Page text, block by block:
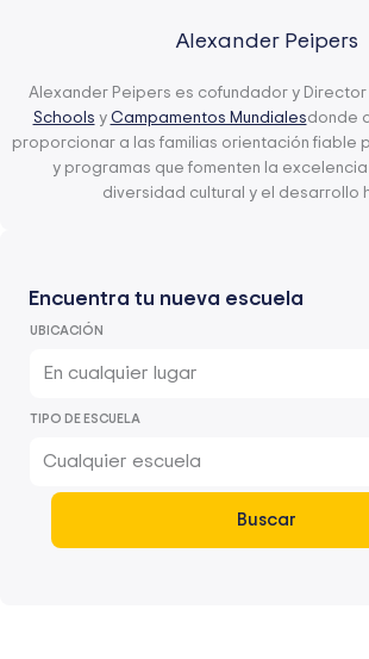
Alexander Peipers
Alexander Peipers es cofundador y
Schools y Campamentos Mundialesdonde
proporcionar a las familias orientación fiable
y programas que fomenten la
diversidad cultural y el desarrollo
Encuentra tu nueva escuela
UBICACIÓN
En cualquier lugar
TIPO DE ESCUELA
Cualquier escuela
Buscar